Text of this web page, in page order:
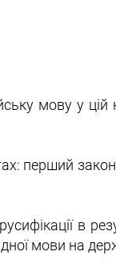
мову у
перший
в
мови на